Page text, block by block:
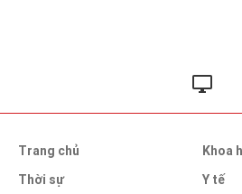
Trang chủ
Thời sự
Khoa
Y tế